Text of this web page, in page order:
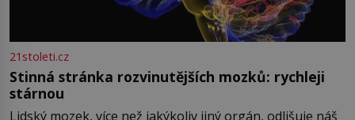
21stoleti.cz
Stinná stránka rozvinutějších mozků: rychleji
stárnou
Lidský mozek, více než jakýkoliv jiný orgán, odlišuje náš